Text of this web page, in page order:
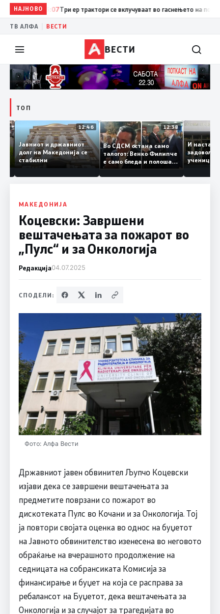
НАЈНОВО
13:07 Три ер трактори се вклучуваат во гаснењето на пожарот
ТВ АЛФА ВЕСТИ
ВЕСТИ
ТОП
12:47
ги
12:46
Јавниот и државниот
долг на Македонија се
стабилни
12:38
Во СДСМ остана само
талогот: Венко Филипче
е само бледа и полоша
копија дури и од Зоран
Заев
И
МАКЕДОНИЈА
Коцевски: Завршени
вештачењата за пожарот во
„Пулс“ и за Онкологија
Редакција04.07.2025
СПОДЕЛИ:
Фото: Алфа Вести
Државниот јавен обвинител Љупчо Коцевски
изјави дека се завршени вештачењата за
предметите поврзани со пожарот во
дискотеката Пулс во Кочани и за Онкологија. Тој
ја повтори својата оценка во однос на буџетот
на Јавното обвинителство изенесена во неговото
обраќање на вчерашното продолжение на
седницата на собрансиката Комисија за
финансирање и буџет на која се расправа за
ребалансот на Буџетот, дека вештачењата за
Онкологија и за случајот за трагедијата во